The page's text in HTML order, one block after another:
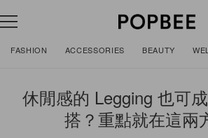
FASHION ACCESSORIES BEAUTY
休閒感的 Legging 也可
搭？重點就在這